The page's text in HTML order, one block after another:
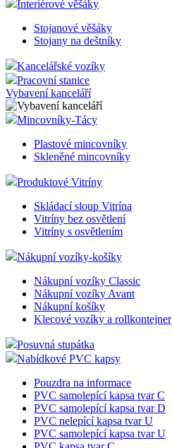
Kancelářské doplňky
Doplňky na stůl
Ostatní potřeby
Podstavec pod monitor
Skříňky na klíče
Interiérové věšáky
Stojanové věšáky
Stojany na deštníky
Kancelářské vozíky
Pracovní stanice
Vybavení kanceláří
Mincovníky-Tácy
Plastové mincovníky
Skleněné mincovníky
Produktové Vitríny
Skládací sloup Vitrína
Vitríny bez osvětlení
Vitríny s osvětlením
Nákupní vozíky-košíky
Nákupní vozíky Classic
Nákupní vozíky Avant
Nákupní košíky
Klecové vozíky a rollkontejnery
Posuvná stupátka